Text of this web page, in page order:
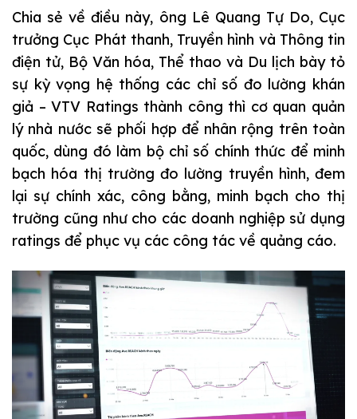
Chia sẻ về điều này, ông Lê Quang Tự Do, Cục
trưởng Cục Phát thanh, Truyền hình và Thông tin
điện tử, Bộ Văn hóa, Thể thao và Du lịch bày tỏ
sự kỳ vọng hệ thống các chỉ số đo lường khán
giả – VTV Ratings thành công thì cơ quan quản
lý nhà nước sẽ phối hợp để nhân rộng trên toàn
quốc, dùng đó làm bộ chỉ số chính thức để minh
bạch hóa thị trường đo lường truyền hình, đem
lại sự chính xác, công bằng, minh bạch cho thị
trường cũng như cho các doanh nghiệp sử dụng
ratings để phục vụ các công tác về quảng cáo.